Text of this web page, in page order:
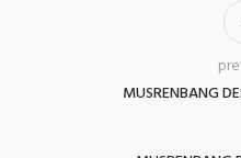
MUSRENBANG